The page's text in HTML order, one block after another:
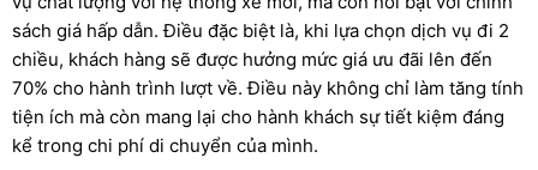
sách giá hấp dẫn. Điều đặc biệt là, khi lựa chọn dịch vụ đi 2
chiều, khách hàng sẽ được hưởng mức giá ưu đãi lên đến
70% cho hành trình lượt về. Điều này không chỉ làm tăng tính
tiện ích mà còn mang lại cho hành khách sự tiết kiệm đáng
kể trong chi phí di chuyển của mình.